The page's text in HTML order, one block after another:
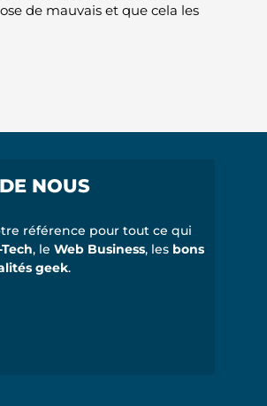
de mauvais et que cela les
NOUS
référence pour tout ce qui
, le Web Business, les bons
geek.